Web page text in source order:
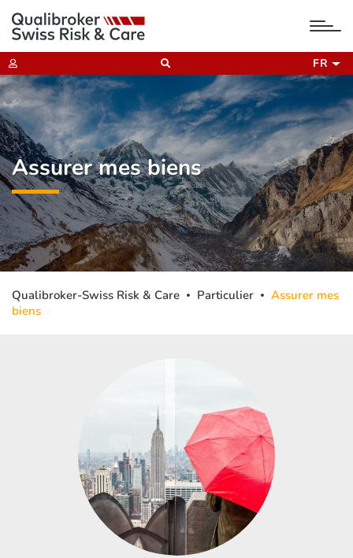
FR
Assurer mes biens
Qualibroker-Swiss Risk & Care Particulier
Assurer mes
biens